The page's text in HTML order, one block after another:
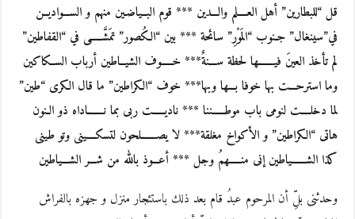
قل “للبطارين” أهل العــــلم والـــدين *** قوم البــياضـين منهم و الســـواديــن
في”سينغال” جـنوب “المَوْرِ” سائحة *** بين “الكُصور” تمَشَّـــــى في “القفاطين”
لم تأخذ العينَ فيـــــــها لحظة ســـنةٌ*** خـــــوف الشيــاطين أرباب الســكاكين
وما استرحـــت بها خوفا بـــها وبها*** خوف “الكراطين” ما قال الكرى “طين”
لما دخلــــت لنومى باب موطـــــننا *** ناديـــــت ربى بما نـــــــاداه ذو الـنون
هاتى “الكراطين” و الأكواخ مغلقة*** لا يصـــــــلحون لتسكــــينى وتو طينى
كذا الشــــــياطين إنى منـــــهمُ وجل *** أعـــوذ بالله من شـــر الشـــياطين
وحدثنى بلِّ أن المرحوم عبدُ قام بعد ذلك باستئجار منزل و جهزه بالفراش